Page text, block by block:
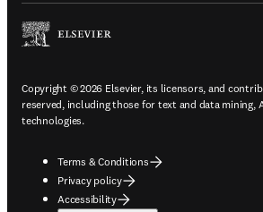
Copyright © 2026 Elsevier, its licensors, and
reserved, including those for text and data mining,
technologies.
Terms & Conditions
Privacy policy
Accessibility